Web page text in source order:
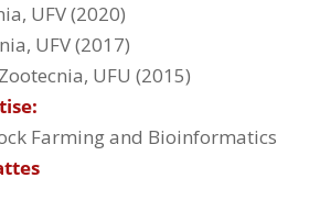
UFV (2020)
UFV (2017)
UFU (2015)
Farming and Bioinformatics